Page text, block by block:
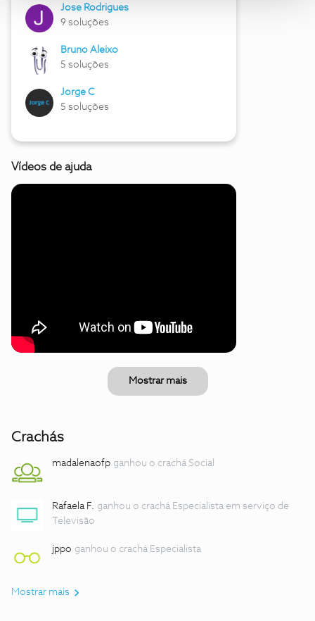
Jose Rodrigues
9 soluções
Bruno Aleixo
5 soluções
Jorge C
5 soluções
Vídeos de ajuda
Mostrar mais
Crachás
madalenaofp ganhou o crachá Social
Rafaela F. ganhou o crachá Especialista em serviço de
Televisão
jppo ganhou o crachá Especialista
Mostrar mais